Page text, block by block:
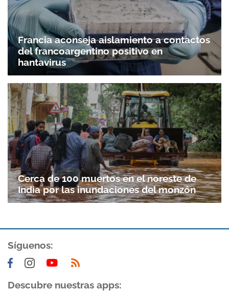
Francia aconseja aislamiento a contactos
del francoargentino positivo en
hantavirus
Cerca de 100 muertos en el noreste de
India por las inundaciones del monzón
Síguenos:
Descubre nuestras apps: